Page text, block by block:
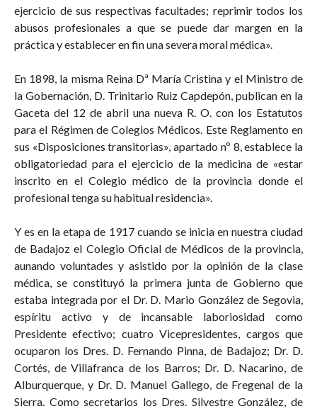
ejercicio de sus respectivas facultades; reprimir todos los
abusos profesionales a que se puede dar margen en la
práctica y establecer en fin una severa moral médica».
En 1898, la misma Reina Dª María Cristina y el Ministro de
la Gobernación, D. Trinitario Ruiz Capdepón, publican en la
Gaceta del 12 de abril una nueva R. O. con los Estatutos
para el Régimen de Colegios Médicos. Este Reglamento en
sus «Disposiciones transitorias», apartado nº 8, establece la
obligatoriedad para el ejercicio de la medicina de «estar
inscrito en el Colegio médico de la provincia donde el
profesional tenga su habitual residencia».
Y es en la etapa de 1917 cuando se inicia en nuestra ciudad
de Badajoz el Colegio Oficial de Médicos de la provincia,
aunando voluntades y asistido por la opinión de la clase
médica, se constituyó la primera junta de Gobierno que
estaba integrada por el Dr. D. Mario González de Segovia,
espíritu activo y de incansable laboriosidad como
Presidente efectivo; cuatro Vicepresidentes, cargos que
ocuparon los Dres. D. Fernando Pinna, de Badajoz; Dr. D.
Cortés, de Villafranca de los Barros; Dr. D. Nacarino, de
Alburquerque, y Dr. D. Manuel Gallego, de Fregenal de la
Sierra. Como secretarios los Dres. Silvestre González, de